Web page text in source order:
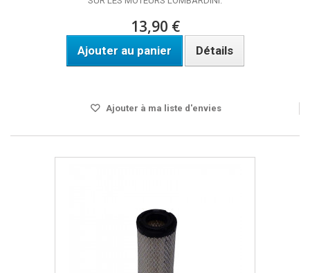
13,90 €
Ajouter au panier Détails
Ajouter à ma liste d'envies